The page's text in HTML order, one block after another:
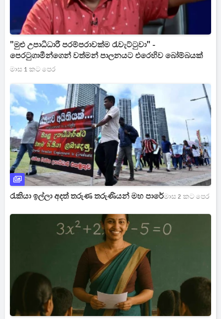
"මුළු උපාධිධාරී පරම්පරාවක්ම රැවැට්ටුවා" -
පෙරටුගාමීන්ගෙන් වත්මන් පාලනයට එරෙහිව බෝම්බයක්
මාස 1 කට පෙර
‍රැකි‍යා ඉල්ලා අදත් තරුණ තරුණියන් මහ පාරේමාස 2 කට පෙර